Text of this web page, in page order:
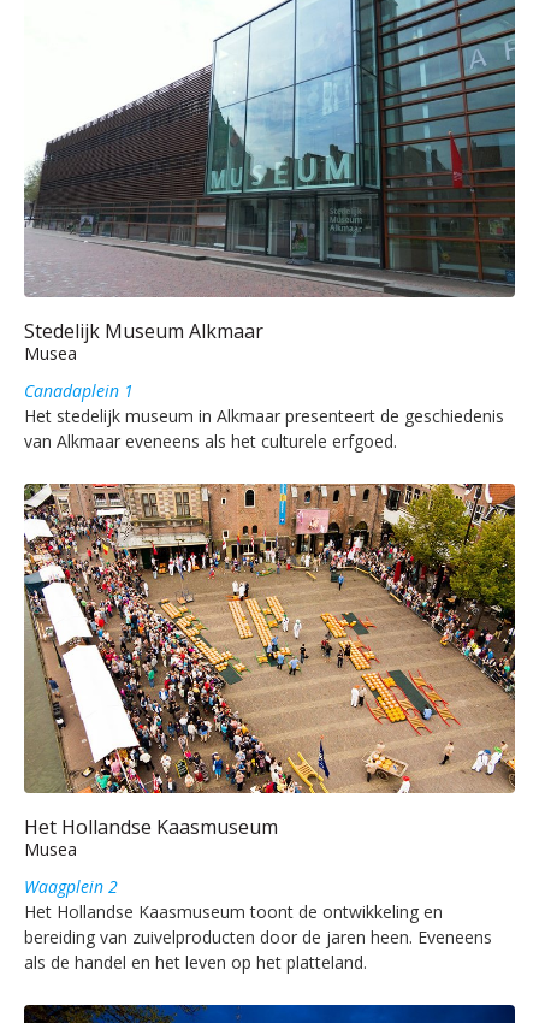
Stedelijk Museum Alkmaar
Musea
Canadaplein 1
Het stedelijk museum in Alkmaar presenteert de geschiedenis
van Alkmaar eveneens als het culturele erfgoed.
Het Hollandse Kaasmuseum
Musea
Waagplein 2
Het Hollandse Kaasmuseum toont de ontwikkeling en
bereiding van zuivelproducten door de jaren heen. Eveneens
als de handel en het leven op het platteland.